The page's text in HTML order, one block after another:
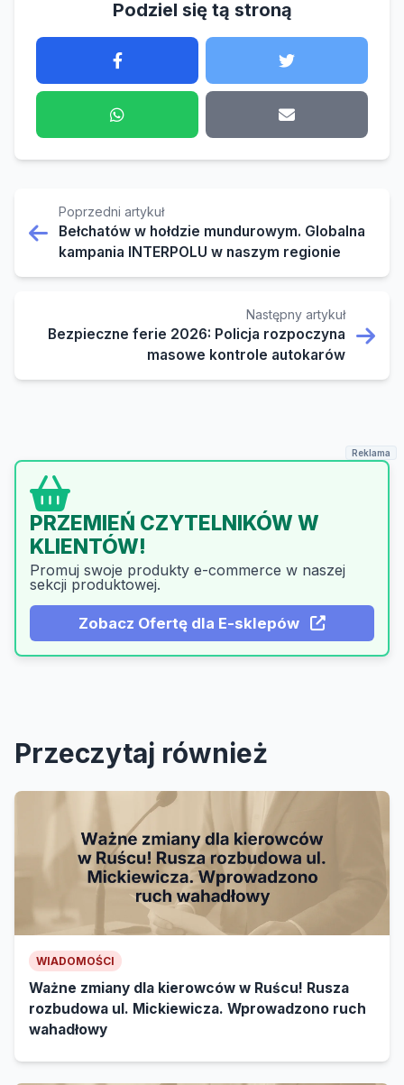
Podziel się tą stroną
Poprzedni artykuł
Bełchatów w hołdzie mundurowym. Globalna
kampania INTERPOLU w naszym regionie
Następny artykuł
Bezpieczne ferie 2026: Policja rozpoczyna
masowe kontrole autokarów
PRZEMIEŃ CZYTELNIKÓW W
KLIENTÓW!
Promuj swoje produkty e-commerce w naszej
sekcji produktowej.
PROMOCJA USŁUG
W POWIECIE
Lokalny Zasięg + Google
Zacznij Wyróżnianie
Przeczytaj również
WIADOMOŚCI
Ważne zmiany dla kierowców w Ruścu! Rusza
rozbudowa ul. Mickiewicza. Wprowadzono ruch
wahadłowy